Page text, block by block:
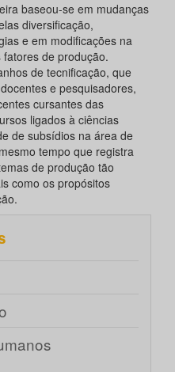
baseou-se em mudanças
diversificação,
e em modificações na
de produção.
de tecnificação, que
e pesquisadores,
cursantes das
ligados à ciências
de subsídios na área de
tempo que registra
de produção tão
como os propósitos